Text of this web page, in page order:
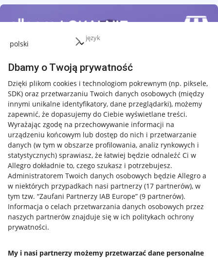
język
Dbamy o Twoją prywatność
Dzięki plikom cookies i technologiom pokrewnym (np. piksele,
SDK) oraz przetwarzaniu Twoich danych osobowych (między
innymi unikalne identyfikatory, dane przeglądarki), możemy
zapewnić, że dopasujemy do Ciebie wyświetlane treści.
Wyrażając zgodę na przechowywanie informacji na
urządzeniu końcowym lub dostęp do nich i przetwarzanie
danych (w tym w obszarze profilowania, analiz rynkowych i
statystycznych) sprawiasz, że łatwiej będzie odnaleźć Ci w
Allegro dokładnie to, czego szukasz i potrzebujesz.
Administratorem Twoich danych osobowych będzie Allegro a
w niektórych przypadkach nasi partnerzy (17 partnerów), w
tym tzw. “Zaufani Partnerzy IAB Europe” (9 partnerów).
Informacja o celach przetwarzania danych osobowych przez
naszych partnerów znajduje się w ich politykach ochrony
prywatności.
My i nasi partnerzy możemy przetwarzać dane personalne
Przydatne informacje
Jak to działa